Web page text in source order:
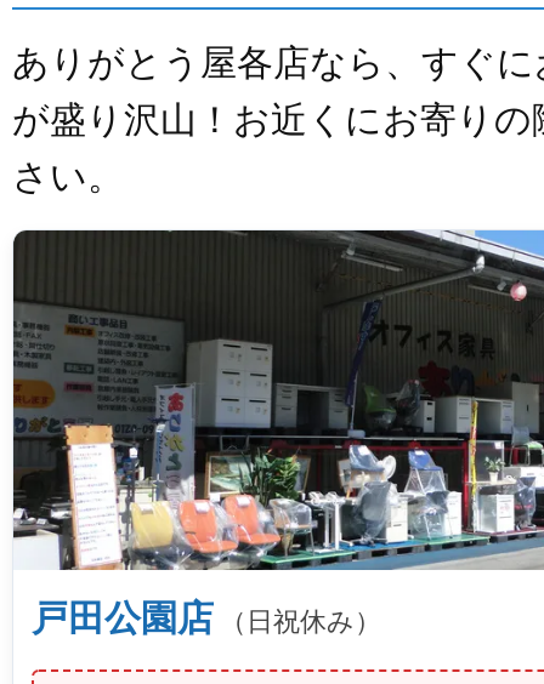
ありがとう屋各店なら、すぐ
が盛り沢山！お近くにお寄り
さい。
戸田公園店 （日祝休み）